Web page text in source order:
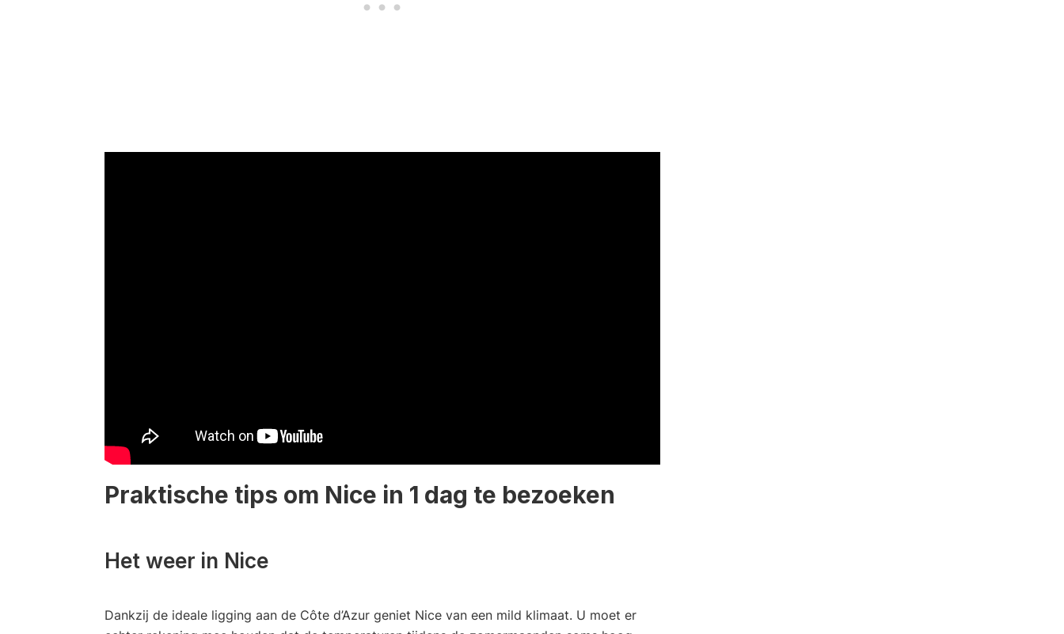
Praktische tips om Nice in 1 dag te bezoeken
Het weer in Nice
Dankzij de ideale ligging aan de Côte d’Azur geniet Nice van een mild klimaat. U moet er